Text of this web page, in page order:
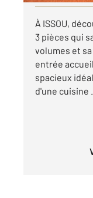
À ISSOU,
3 pièces qui
volumes et
entrée
spacieux
d'une cuisine ...